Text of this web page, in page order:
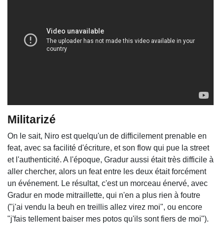
Militarizé
On le sait, Niro est quelqu'un de difficilement prenable en
feat, avec sa facilité d'écriture, et son flow qui pue la street
et l'authenticité. A l'époque, Gradur aussi était très difficile à
aller chercher, alors un feat entre les deux était forcément
un événement. Le résultat, c'est un morceau énervé, avec
Gradur en mode mitraillette, qui n'en a plus rien à foutre
("j'ai vendu la beuh en treillis allez virez moi", ou encore
"j'fais tellement baiser mes potos qu'ils sont fiers de moi").